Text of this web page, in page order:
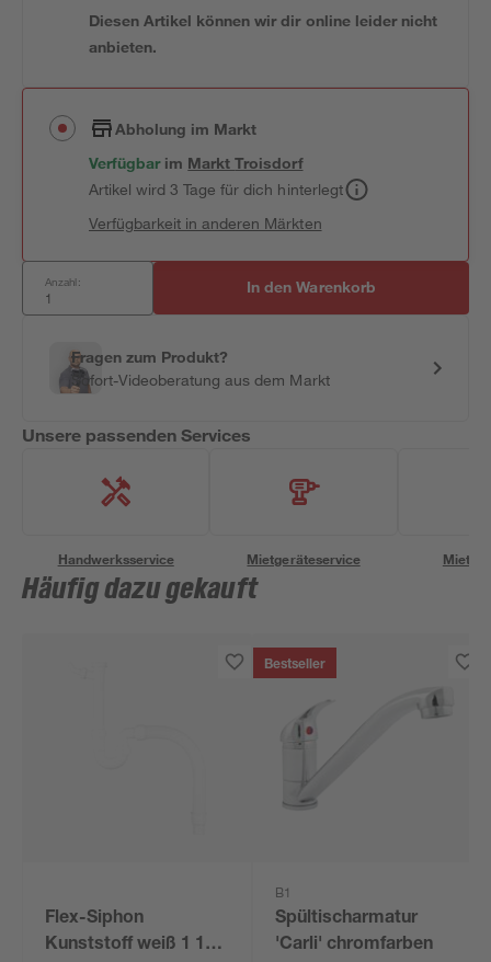
Diesen Artikel können wir dir online leider nicht
anbieten.
Abholung im Markt
Verfügbar im MarktTroisdorf
Artikel wird 3 Tage für dich hinterlegt
Verfügbarkeit in anderen Märkten
Anzahl: In den Warenkorb
Fragen zum Produkt?
Sofort-Videoberatung aus dem Markt
Unsere passenden Services
Handwerksservice Mietgeräteservice
Häufig dazu gekauft
Flex-Siphon
Kunststoff weiß 1 1/2'
Bestseller
B1
Spültischarmatur
'Carli' chromfarben